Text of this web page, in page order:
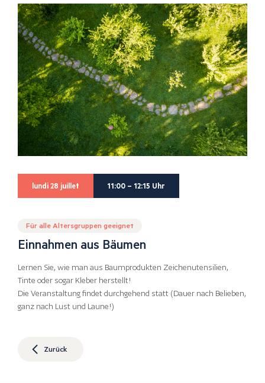
lundi 28 juillet 11:00 – 12:15 Uhr
Für alle Altersgruppen geeignet
Einnahmen aus Bäumen
Lernen Sie, wie man aus Baumprodukten Zeichenutensilien,
Tinte oder sogar Kleber herstellt!
Die Veranstaltung findet durchgehend statt (Dauer nach Belieben,
ganz nach Lust und Laune!)
Zurück